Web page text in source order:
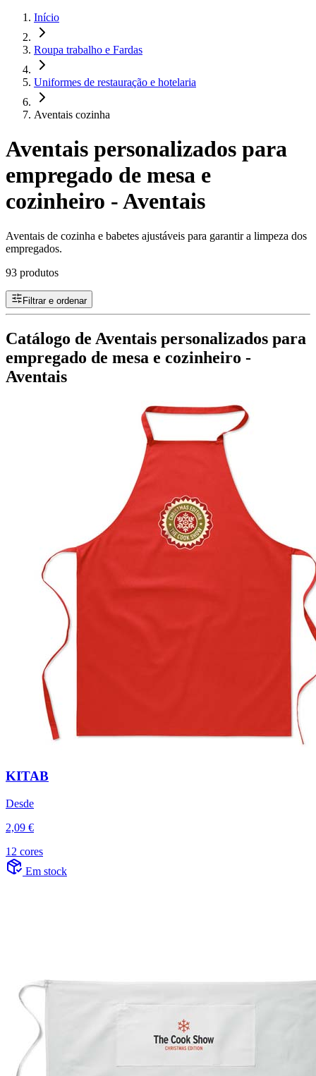
Início
Roupa trabalho e Fardas
Uniformes de restauração e hotelaria
Aventais cozinha
Aventais personalizados para
empregado de mesa e
cozinheiro - Aventais
Aventais de cozinha e babetes ajustáveis para garantir a limpeza dos
empregados.
93 produtos
Filtrar e ordenar
Catálogo de Aventais personalizados para
empregado de mesa e cozinheiro -
Aventais
KITAB
Desde
2,09 €
12 cores
Em stock